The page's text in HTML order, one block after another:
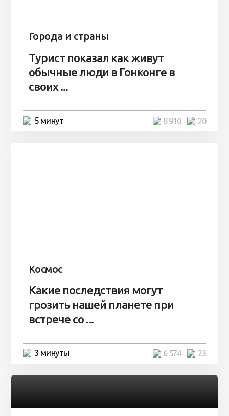
Города и страны
Турист показал как живут
обычные люди в Гонконге в
своих ...
5 минут 20
8 910
Космос
Какие последствия могут
грозить нашей планете при
встрече со ...
3 минуты 23
6 574